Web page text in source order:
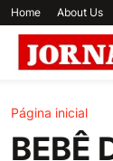
Home About Us
Página inicial
BEBÊ